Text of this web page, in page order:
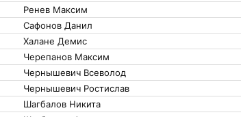
Ренев Максим
Сафонов Данил
Халане Демис
Черепанов Максим
Чернышевич Всеволод
Чернышевич Ростислав
Шагбалов Никита